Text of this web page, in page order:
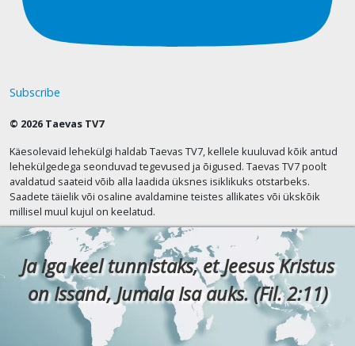
Subscribe
© 2026 Taevas TV7
Käesolevaid lehekülgi haldab Taevas TV7, kellele kuuluvad kõik antud
lehekülgedega seonduvad tegevused ja õigused. Taevas TV7 poolt
avaldatud saateid võib alla laadida üksnes isiklikuks otstarbeks.
Saadete täielik või osaline avaldamine teistes allikates või ükskõik
millisel muul kujul on keelatud.
Ja iga keel tunnistaks, et Jeesus Kristus
on Issand, Jumala Isa auks. (Fil. 2:11)